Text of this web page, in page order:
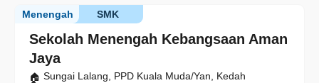
Sekolah Menengah Kebangsaan Aman
Jaya
SMK
Menengah
Sungai Lalang, PPD Kuala Muda/Yan, Kedah